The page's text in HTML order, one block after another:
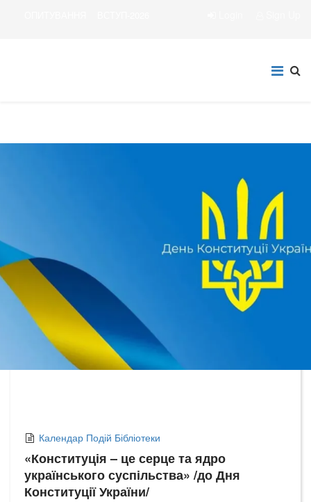
Календар Подій Бібліотеки
«Конституція – це серце та ядро
українського суспільства» /до Дня
Конституції України/